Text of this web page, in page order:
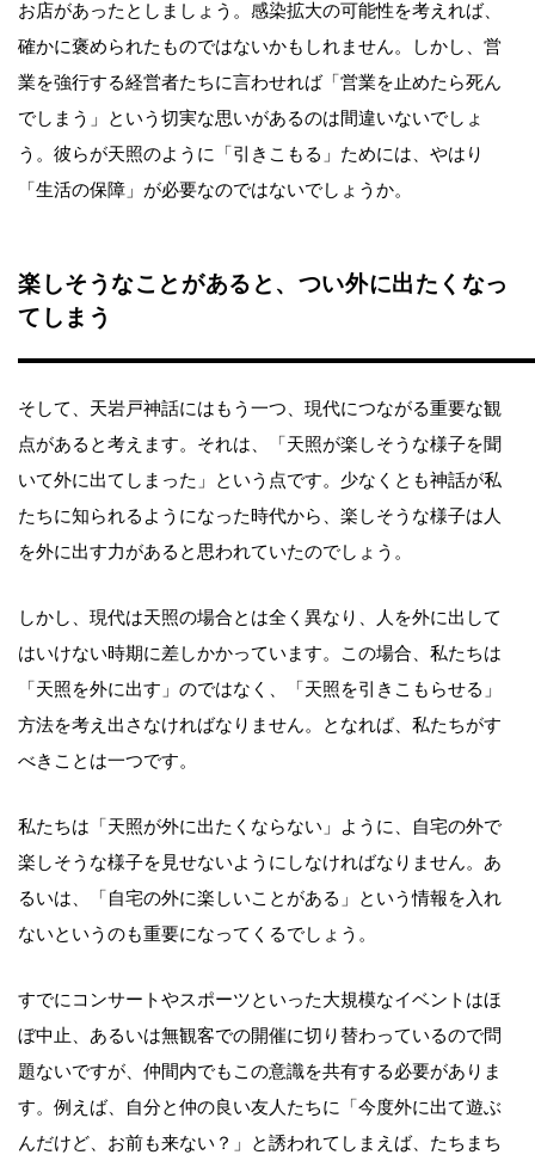
お店があったとしましょう。感染拡大の可能性を考えれば、
確かに褒められたものではないかもしれません。しかし、営
業を強行する経営者たちに言わせれば「営業を止めたら死ん
でしまう」という切実な思いがあるのは間違いないでしょ
う。彼らが天照のように「引きこもる」ためには、やはり
「生活の保障」が必要なのではないでしょうか。
楽しそうなことがあると、つい外に出たくなっ
てしまう
そして、天岩戸神話にはもう一つ、現代につながる重要な観
点があると考えます。それは、「天照が楽しそうな様子を聞
いて外に出てしまった」という点です。少なくとも神話が私
たちに知られるようになった時代から、楽しそうな様子は人
を外に出す力があると思われていたのでしょう。
しかし、現代は天照の場合とは全く異なり、人を外に出して
はいけない時期に差しかかっています。この場合、私たちは
「天照を外に出す」のではなく、「天照を引きこもらせる」
方法を考え出さなければなりません。となれば、私たちがす
べきことは一つです。
私たちは「天照が外に出たくならない」ように、自宅の外で
楽しそうな様子を見せないようにしなければなりません。あ
るいは、「自宅の外に楽しいことがある」という情報を入れ
ないというのも重要になってくるでしょう。
すでにコンサートやスポーツといった大規模なイベントはほ
ぼ中止、あるいは無観客での開催に切り替わっているので問
題ないですが、仲間内でもこの意識を共有する必要がありま
す。例えば、自分と仲の良い友人たちに「今度外に出て遊ぶ
んだけど、お前も来ない？」と誘われてしまえば、たちまち